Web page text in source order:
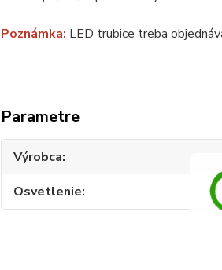
Poznámka: LED trubice treba
Parametre
Výrobca
Osvetlenie